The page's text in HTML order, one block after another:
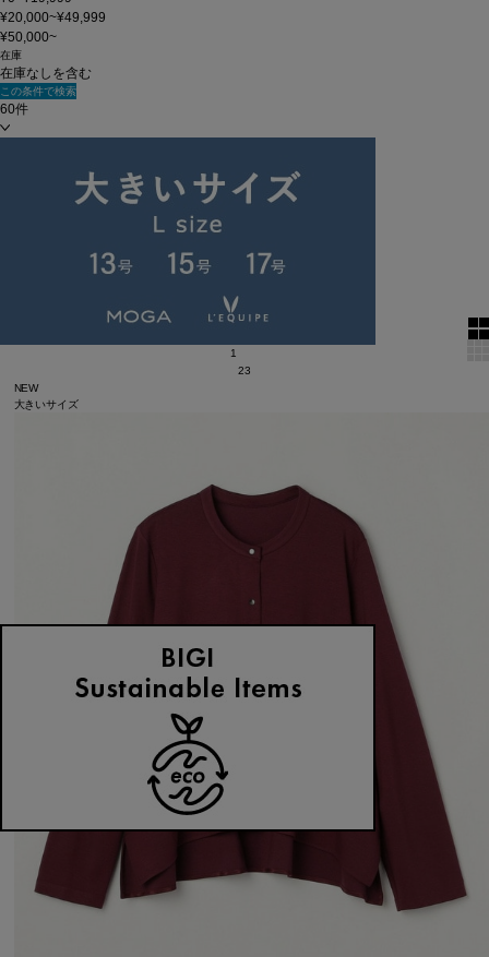
¥20,000~¥49,999
¥50,000~
在庫
在庫なしを含む
この条件で検索
60件
1
23
NEW
大きいサイズ